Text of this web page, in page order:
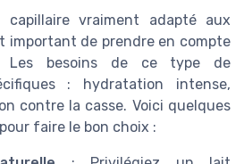
vraiment adapté aux
important de prendre en compte
Les besoins de ce type de
: hydratation intense,
contre la casse. Voici quelques
faire le bon choix :